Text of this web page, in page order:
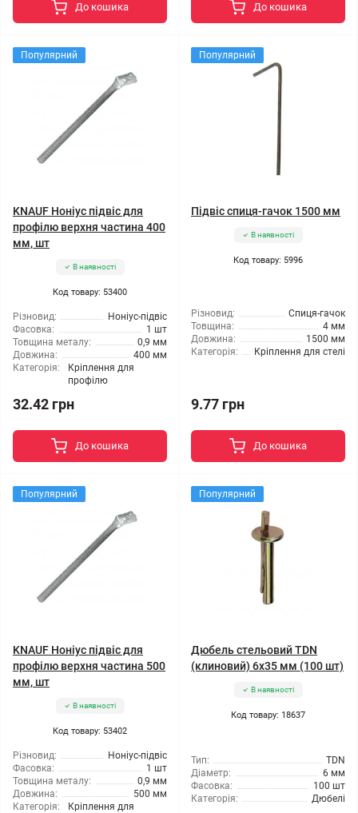
До кошика До кошика
Популярний
KNAUF Ноніус підвіс для
профілю верхня частина 400
мм, шт
В наявності
Код товару: 53400
Різновид:
Ноніус-підвіс
Фасовка:
1 шт
Товщина металу:
0,9 мм
Довжина:
400 мм
Категорія:
Кріплення для
профілю
32.42 грн
До кошика
Популярний
Підвіс спиця-гачок 1500 мм
В наявності
Код товару: 5996
Різновид:
Спиця-гачок
Товщина:
4 мм
Довжина:
1500 мм
Категорія:
Кріплення для стелі
9.77 грн
До кошика
Популярний
KNAUF Ноніус підвіс для
профілю верхня частина 500
мм, шт
В наявності
Код товару: 53402
Різновид:
Ноніус-підвіс
Фасовка:
1 шт
Товщина металу:
0,9 мм
Довжина:
500 мм
Категорія:
Кріплення для
Популярний
Дюбель стельовий TDN
(клиновий) 6x35 мм (100 шт)
В наявності
Код товару: 18637
Тип:
TDN
Діаметр:
6 мм
Фасовка:
100 шт
Категорія:
Дюбелі